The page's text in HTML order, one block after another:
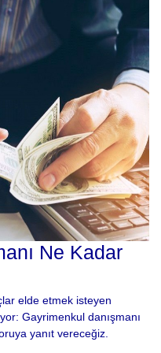
Ne Kadar
elde etmek isteyen
Gayrimenkul danışmanı
yanıt vereceğiz.